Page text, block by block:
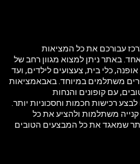
עבורכם את כל המציאות
באתר ניתן למצוא מגוון רחב של
כלי בית, צעצועים לילדים, ועד
משתלמים במיוחד. באבאמציאות
עם קופונים והנחות
רכישות חכמות וחסכוניות יותר.
קנייה משתלמות ולהציע את כל
שמאגד את כל המבצעים הטובים